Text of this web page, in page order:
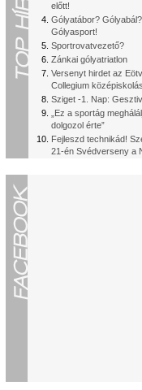
előtt!
Gólyatábor?
Gólyasport!
Sportrovatvezető?
Zánkai gólyatriatlon
Versenyt hirdet az
Collegium
Sziget -1. Nap:
„Ez a sportág
dolgozol érte”
Fejleszd technikád!
21-én Svédverseny a